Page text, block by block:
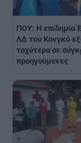
ΠΟΥ: Η επιδημία
ΛΔ του Κονγκό
ταχύτερα σε
προηγούμενες